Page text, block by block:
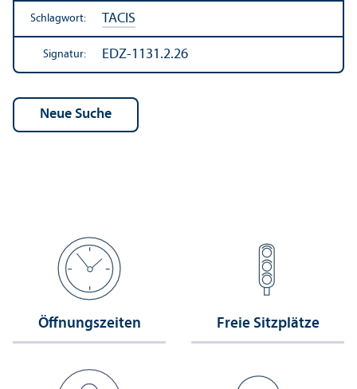
Schlagwort: TACIS
Signatur: EDZ-1131.2.26
Öffnungs­zeiten Freie Sitzplätze